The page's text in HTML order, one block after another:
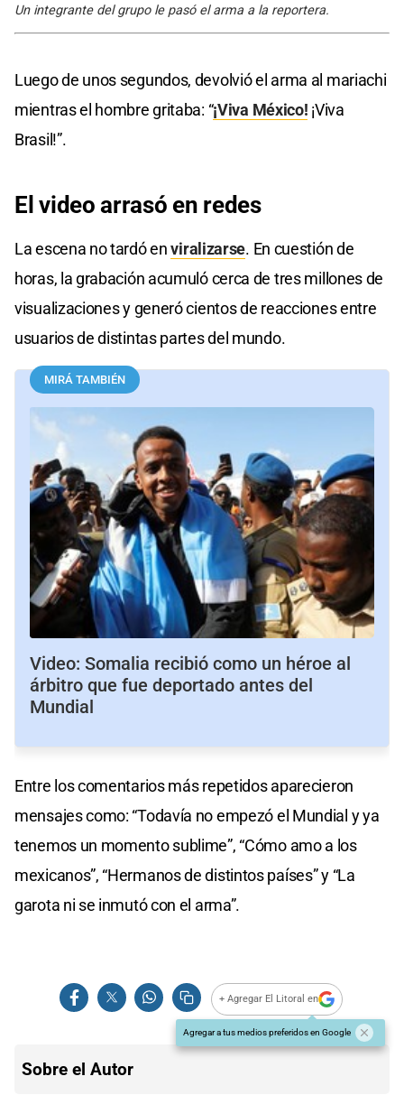
Un integrante del grupo le pasó el arma a la reportera.
Luego de unos segundos, devolvió el arma al mariachi
mientras el hombre gritaba: “¡Viva México! ¡Viva
Brasil!”.
El video arrasó en redes
La escena no tardó enviralizarse. En cuestión de
horas, la grabación acumuló cerca de tres millones de
visualizaciones y generó cientos de reacciones entre
usuarios de distintas partes del mundo.
MIRÁ TAMBIÉN
Video: Somalia recibió como un héroe al
árbitro que fue deportado antes del
Mundial
Entre los comentarios más repetidos aparecieron
mensajes como: “Todavía no empezó el Mundial y ya
tenemos un momento sublime”, “Cómo amo a los
mexicanos”, “Hermanos de distintos países” y “La
garota ni se inmutó con el arma”.
+ Agregar El Litoral en
Agregar a tus medios preferidos en Google
Sobre el Autor